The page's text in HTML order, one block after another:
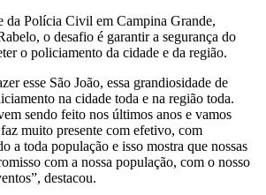
da Polícia Civil em Campina Grande,
o desafio é garantir a segurança do
o policiamento da cidade e da região.
esse São João, essa grandiosidade de
na cidade toda e na região toda.
sendo feito nos últimos anos e vamos
muito presente com efetivo, com
a toda população e isso mostra que nossas
com a nossa população, com o nosso
destacou.